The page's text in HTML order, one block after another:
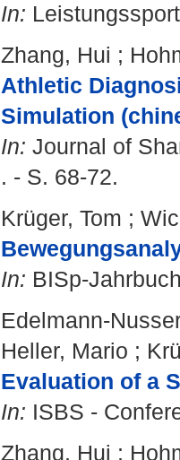
In:
Zhang, Hui ;
Athletic
Simulation
In: Journal of
. - S. 68-72.
Krüger, Tom ;
In: BISp-
Edelmann-
Heller, Mario ;
Evaluation of a
In: ISBS -
Zhang, Hui ;